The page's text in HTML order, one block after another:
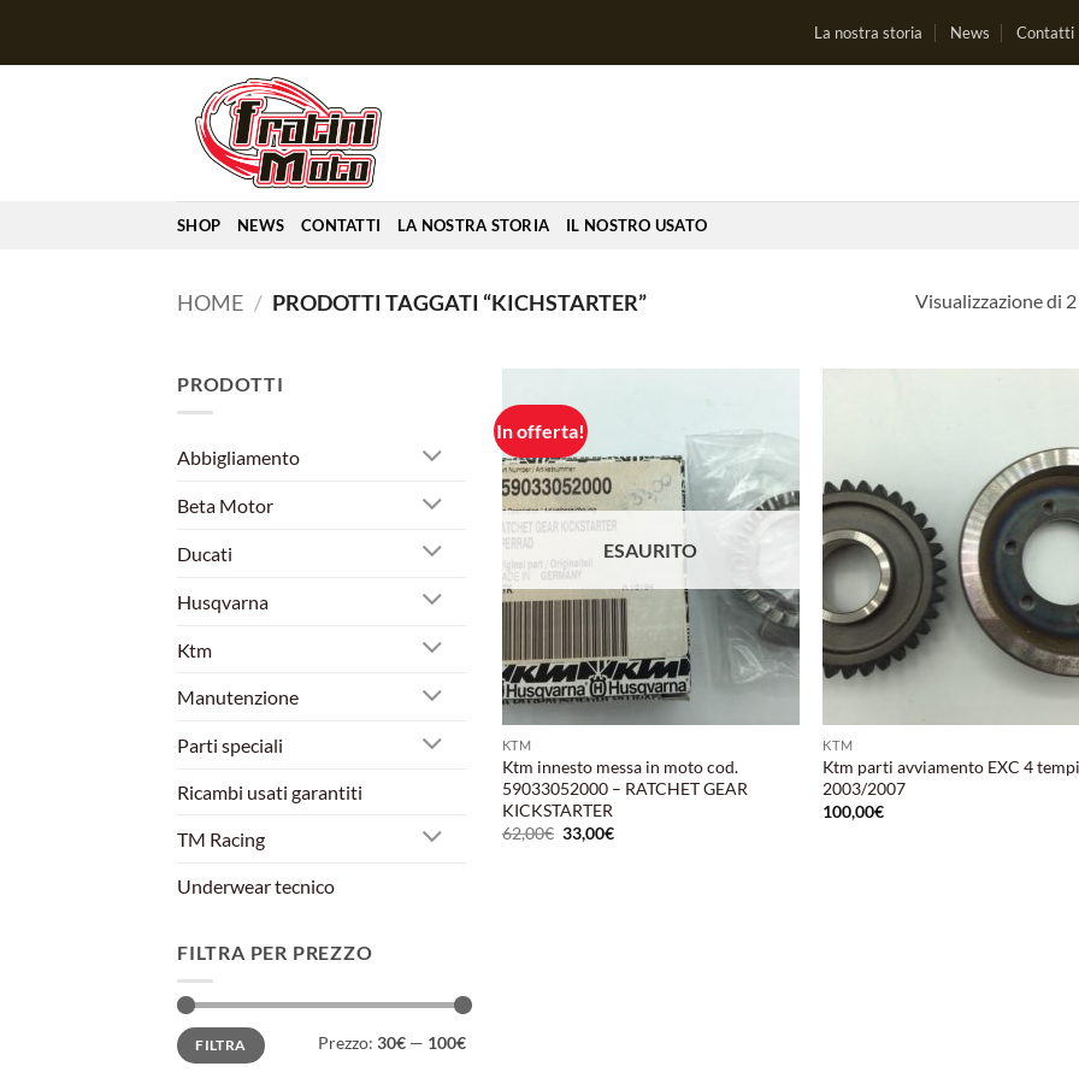
La nostra storia News Contatti
SHOP NEWS CONTATTI LA NOSTRA STORIA IL NOSTRO USATO
HOME / PRODOTTI TAGGATI “KICHSTARTER” Visualizzazione di
PRODOTTI
Abbigliamento
Beta Motor
Ducati
Husqvarna
Ktm
Manutenzione
Parti speciali
Ricambi usati garantiti
TM Racing
Underwear tecnico
FILTRA PER PREZZO
Prezzo
Min
Prezzo
MaxFILTRA Prezzo: 30€ — 100€
In offerta!
Aggiungi
dei
desideri
ESAURITO
KTM
Ktm innesto messa in moto cod.
59033052000 – RATCHET GEAR
KICKSTARTER
62,00€ Il
prezzo
33,00€Il
alla
KTM
Ktm parti avviamento EXC 4
2003/2007
100,00€